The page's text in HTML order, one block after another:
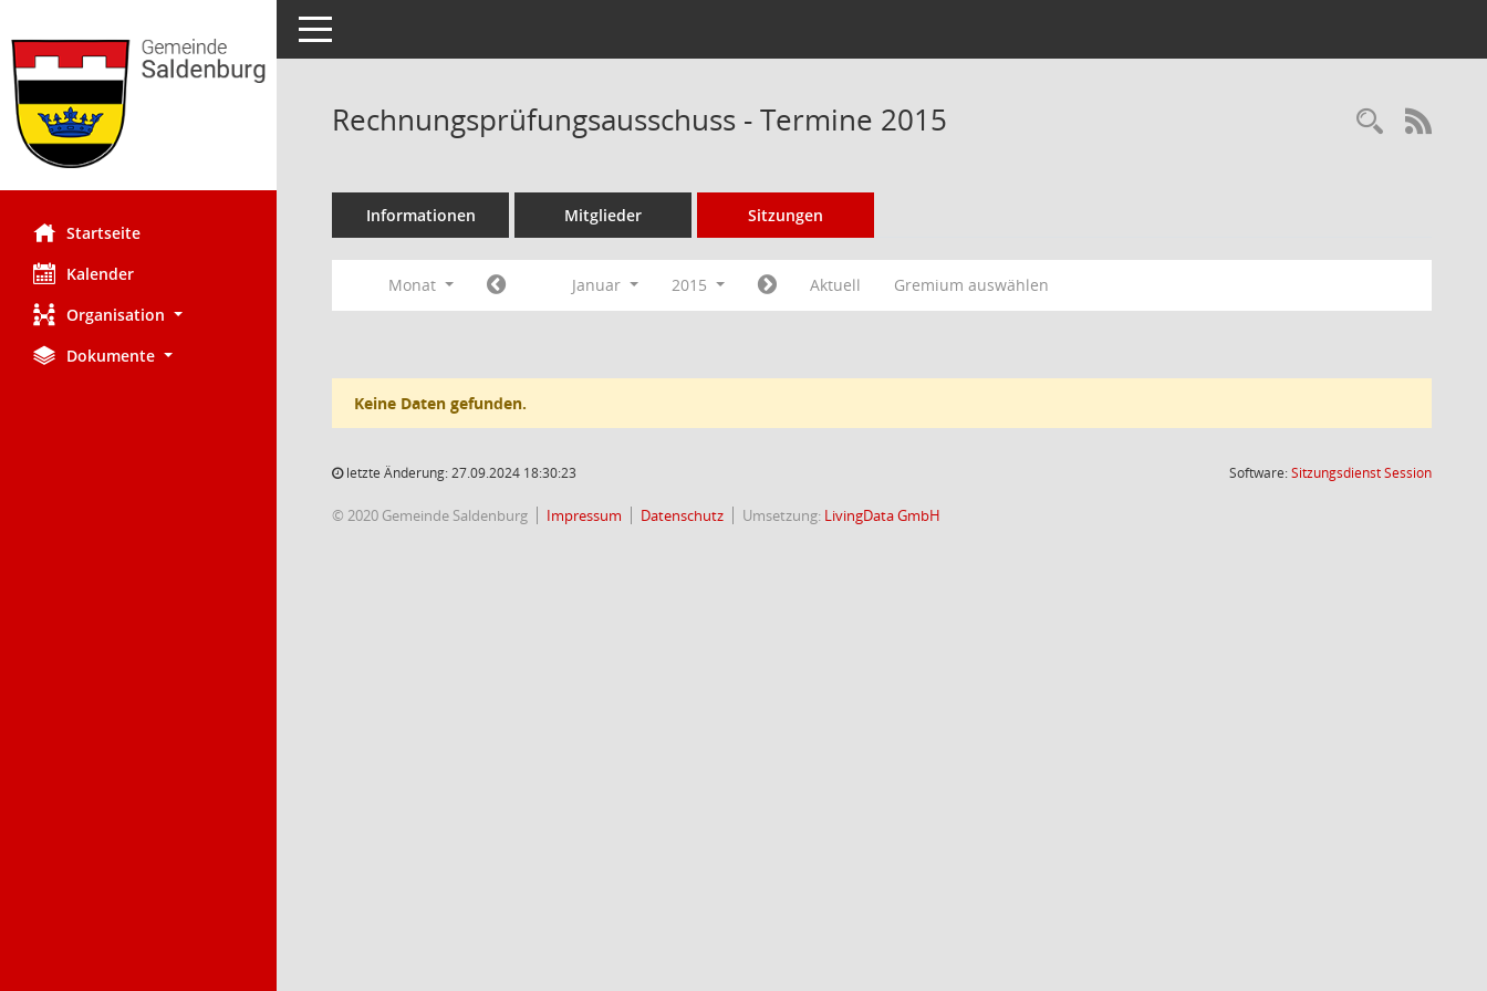
Startseite
Kalender
Organisation
Dokumente
Toggle navigation
Rechnungsprüfungsausschuss - Termine 2015
Informationen Mitglieder Sitzungen
Monat Januar 2015 Aktuell Gremium auswählen
Keine Daten gefunden.
letzte Änderung: 27.09.2024 18:30:23 Software:SitzungsdienstSession(Wird in
© 2020 Gemeinde Saldenburg Impressum Datenschutz Umsetzung: LivingData GmbH